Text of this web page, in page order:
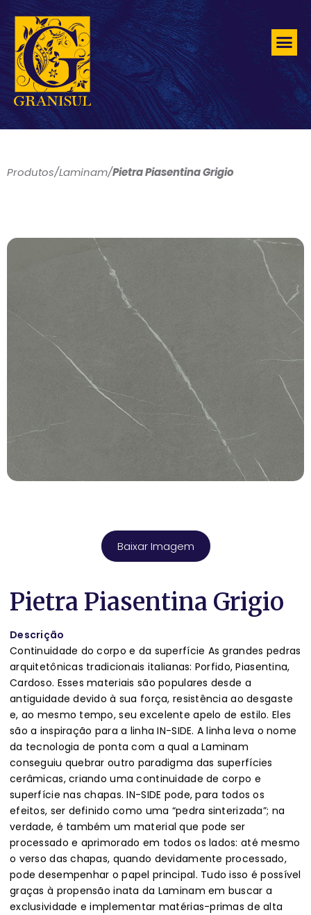
Produtos/Laminam/Pietra Piasentina Grigio
Baixar Imagem
Pietra Piasentina Grigio
Descrição
Continuidade do corpo e da superfície As grandes pedras
arquitetônicas tradicionais italianas: Porfido, Piasentina,
Cardoso. Esses materiais são populares desde a
antiguidade devido à sua força, resistência ao desgaste
e, ao mesmo tempo, seu excelente apelo de estilo. Eles
são a inspiração para a linha IN-SIDE. A linha leva o nome
da tecnologia de ponta com a qual a Laminam
conseguiu quebrar outro paradigma das superfícies
cerâmicas, criando uma continuidade de corpo e
superfície nas chapas. IN-SIDE pode, para todos os
efeitos, ser definido como uma “pedra sinterizada”; na
verdade, é também um material que pode ser
processado e aprimorado em todos os lados: até mesmo
o verso das chapas, quando devidamente processado,
pode desempenhar o papel principal. Tudo isso é possível
graças à propensão inata da Laminam em buscar a
exclusividade e implementar matérias-primas de alta